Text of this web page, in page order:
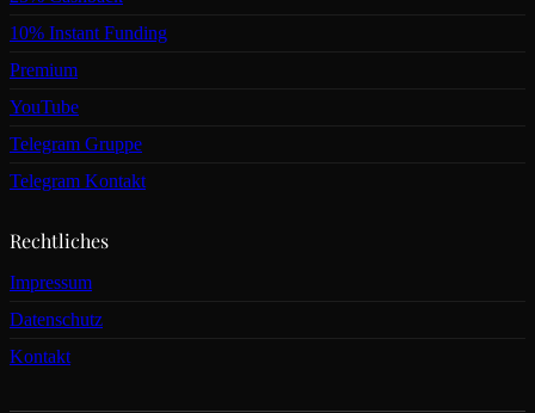
10% Instant Funding
Premium
YouTube
Telegram Gruppe
Telegram Kontakt
Rechtliches
Impressum
Datenschutz
Kontakt